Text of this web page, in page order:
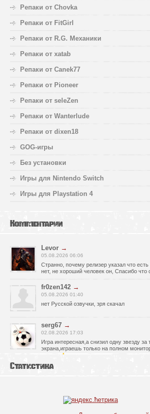
Репаки от Chovka
Репаки от FitGirl
Репаки от R.G. Механики
Репаки от xatab
Репаки от Canek77
Репаки от Pioneer
Репаки от seleZen
Репаки от Wanterlude
Репаки от dixen18
GOG-игры
Без установки
Игры для Nintendo Switch
Игры для Playstation 4
Комментарии
Levor →
05.08.2026 06:06
Странно, почему релизер указал что
нет, не хороший человек он, Спасибо что
fr0zen142 →
05.08.2026 01:40
нет Русской озвучки, зря скачал
serg67 →
02.08.2026 17:03
Игра интересная,а снизил одну звезду
экрана,играешь только на полном
испробовал?
Статистика